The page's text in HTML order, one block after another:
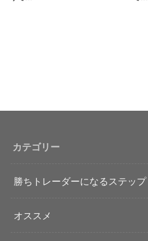
カテゴリー
勝ちトレーダーになるステップ
オススメ